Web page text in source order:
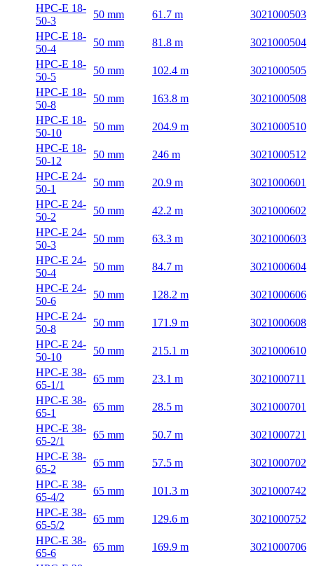
HPC-E 18-
50-3
50 mm 61.7 m
3021000503
HPC-E 18-
50-4
50 mm 81.8 m
3021000504
HPC-E 18-
50-5
50 mm 102.4 m
3021000505
HPC-E 18-
50-8
50 mm 163.8 m
3021000508
HPC-E 18-
50-10
50 mm 204.9 m
3021000510
HPC-E 18-
50-12
50 mm 246 m
3021000512
HPC-E 24-
50-1
50 mm 20.9 m
3021000601
HPC-E 24-
50-2
50 mm 42.2 m
3021000602
HPC-E 24-
50-3
50 mm 63.3 m
3021000603
HPC-E 24-
50-4
50 mm 84.7 m
3021000604
HPC-E 24-
50-6
50 mm 128.2 m
3021000606
HPC-E 24-
50-8
50 mm 171.9 m
3021000608
HPC-E 24-
50-10
50 mm 215.1 m
3021000610
HPC-E 38-
65-1/1
65 mm 23.1 m
3021000711
HPC-E 38-
65-1
65 mm 28.5 m
3021000701
HPC-E 38-
65-2/1
65 mm 50.7 m
3021000721
HPC-E 38-
65-2
65 mm 57.5 m
3021000702
HPC-E 38-
65-4/2
65 mm 101.3 m
3021000742
HPC-E 38-
65-5/2
65 mm 129.6 m
3021000752
HPC-E 38-
65-6
65 mm 169.9 m
3021000706